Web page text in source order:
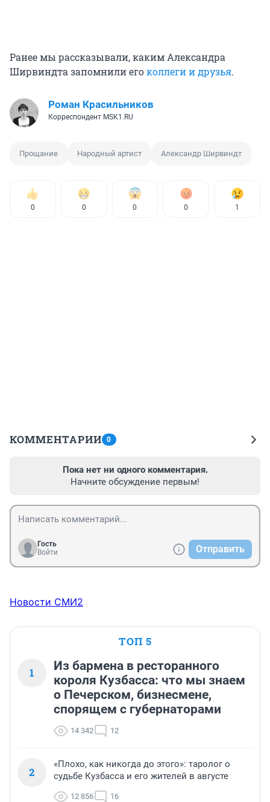
Ранее мы рассказывали, каким Александра
Ширвиндта запомнили егоколлеги и друзья.
Роман Красильников
Корреспондент MSK1.RU
Прощание Народный артист Александр Ширвиндт
0 0 0 0 1
КОММЕНТАРИИ 0
Пока нет ни одного комментария.
Начните обсуждение первым!
Гость
Войти
Отправить
Новости СМИ2
ТОП 5
1
Из бармена в ресторанного
короля Кузбасса: что мы знаем
о Печерском, бизнесмене,
спорящем с губернаторами
14 342 12
2
«Плохо, как никогда до этого»: таролог о
судьбе Кузбасса и его жителей в августе
12 856 16